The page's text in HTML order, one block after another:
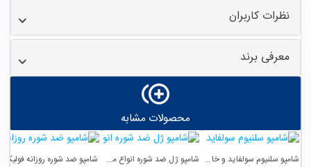
نظرات کاربران
معرفی برند
محصولات مشابه
شامپو سلنیوم سولفاید و خاک رس فولیکا آر ایکس شامپو ژل ضد شوره انواع مو ساین اسکین شامپو ضد شوره روزانه فولیکا